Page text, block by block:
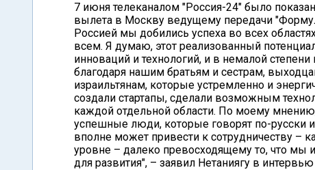
7 июня телеканалом "Россия-24" было
вылета в Москву ведущему передачи
Россией мы добились успеха во всех
всем. Я думаю, этот реализованный
инноваций и технологий, и в немалой
благодаря нашим братьям и сестрам,
израильтянам, которые устремленно и
создали стартапы, сделали возможным
каждой отдельной области. По моему мнению,
успешные люди, которые говорят по-русски
вполне может привести к сотрудничеству –
уровне – далеко превосходящему то, что мы
для развития", – заявил Нетаниягу в интервью